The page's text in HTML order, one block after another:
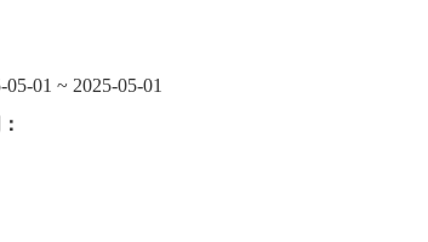
05-01 ~ 2025-05-01